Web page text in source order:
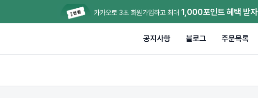
카카오로 3초 회원가입하고 최대 1,000포인트 혜택 받
공지사항 블로그 주문목록